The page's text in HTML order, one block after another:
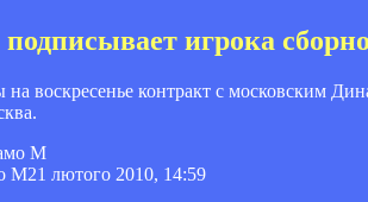
игрока
на воскресенье контракт с московским
М21 лютого 2010, 14:59